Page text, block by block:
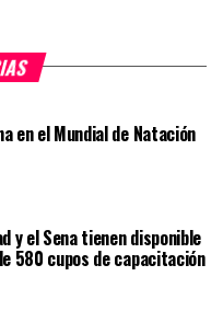
en el Mundial de Natación
y el Sena tienen disponible
580 cupos de capacitación